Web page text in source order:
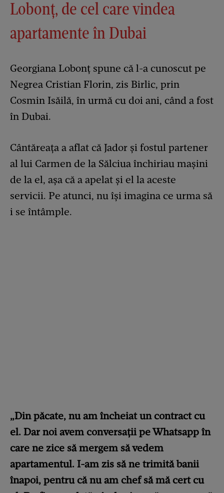
Lobonț, de cel care vindea
apartamente în Dubai
Georgiana Lobonț spune că l-a cunoscut pe
Negrea Cristian Florin, zis Birlic, prin
Cosmin Isăilă, în urmă cu doi ani, când a fost
în Dubai.
Cântăreața a aflat că Jador și fostul partener
al lui Carmen de la Sălciua închiriau mașini
de la el, așa că a apelat și el la aceste
servicii. Pe atunci, nu își imagina ce urma să
i se întâmple.
„Din păcate, nu am încheiat un contract cu
el. Dar noi avem conversații pe Whatsapp în
care ne zice să mergem să vedem
apartamentul. I-am zis să ne trimită banii
înapoi, pentru că nu am chef să mă cert cu